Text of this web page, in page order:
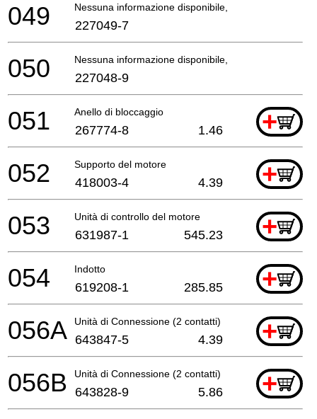
Nessuna informazione disponibile, non ordinabile
049 227049-7
Nessuna informazione disponibile, non ordinabile
050 227048-9
Anello di bloccaggio +
051 267774-8 1.46
Supporto del motore +
052 418003-4 4.39
Unità di controllo del motore +
053 631987-1 545.23
Indotto +
054 619208-1 285.85
Unità di Connessione (2 contatti) +
056A 643847-5 4.39
Unità di Connessione (2 contatti) +
056B 643828-9 5.86